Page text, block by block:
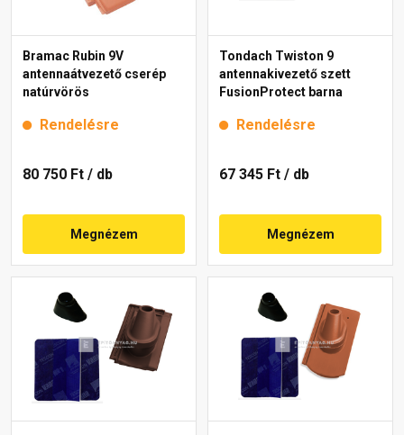
Bramac Rubin 9V
antennaátvezető cserép
natúrvörös
Rendelésre
80 750 Ft / db
Megnézem
Tondach Twiston 9
antennakivezető szett
FusionProtect barna
Rendelésre
67 345 Ft / db
Megnézem